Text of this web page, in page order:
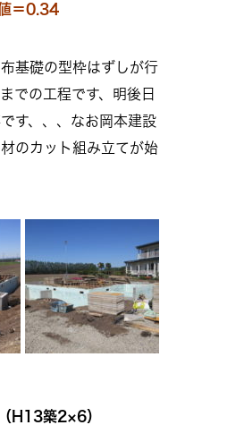
＝0.34
基礎の型枠はずしが行
での工程です、明後日
す、、、なお岡本建設
のカット組み立てが始
H13築2×6）